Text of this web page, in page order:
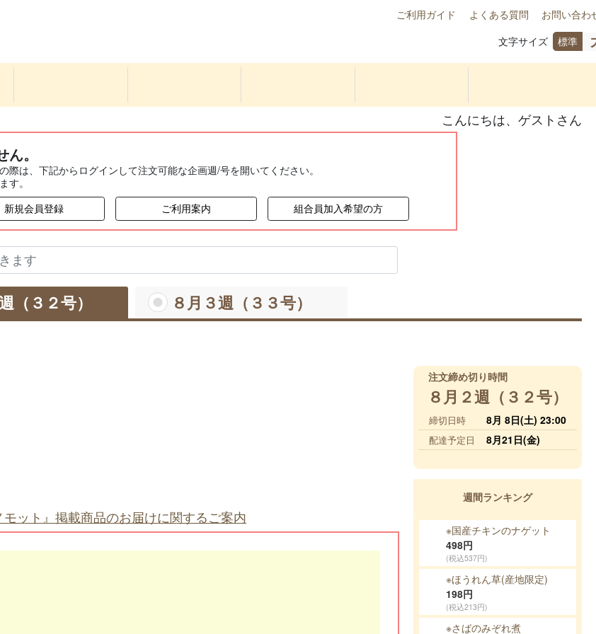
ご利用ガイド よくある質問
お問い合わせ
文字サイズ
標準
こんにちは、ゲストさん
。
際は、下記からログインして注文可能な企画週/号を開いてください。
す。
新規会員登録 ご利用案内 組合員加入希望の方
（３２号） ８月３週（３３号）
注文締め切り時間
８月２週（３２号）
締切日時 8月 8日(土) 23:00
配達予定日 8月21日(金)
週間ランキング
※国産チキンのナゲット
498円
(税込537円)
※ほうれん草(産地限定)
198円
(税込213円)
※さばのみぞれ煮
ット』掲載商品のお届けに関するご案内